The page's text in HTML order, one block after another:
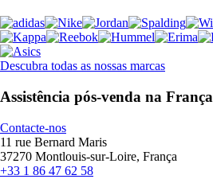
Descubra todas as nossas marcas
Assistência pós-venda na França
Contacte-nos
11 rue Bernard Maris
37270 Montlouis-sur-Loire, França
+33 1 86 47 62 58